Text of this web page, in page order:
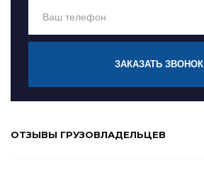
ЗАКАЗАТЬ ЗВОНОК
ОТЗЫВЫ ГРУЗОВЛАДЕЛЬЦЕВ